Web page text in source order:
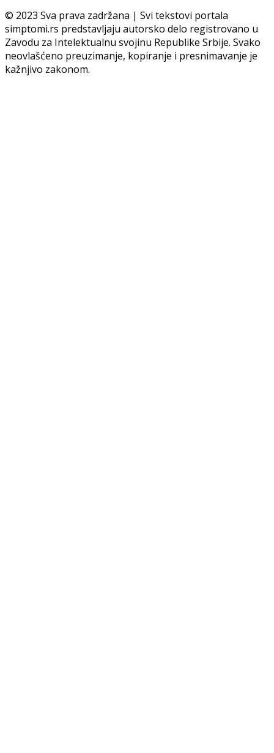
© 2023 Sva prava zadržana | Svi tekstovi portala
simptomi.rs predstavljaju autorsko delo registrovano u
Zavodu za Intelektualnu svojinu Republike Srbije. Svako
neovlašćeno preuzimanje, kopiranje i presnimavanje je
kažnjivo zakonom.